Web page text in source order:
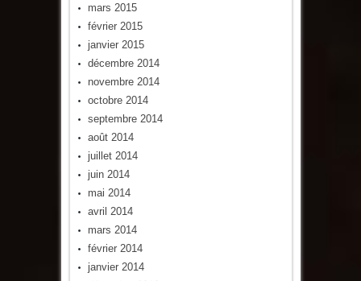
mars 2015
février 2015
janvier 2015
décembre 2014
novembre 2014
octobre 2014
septembre 2014
août 2014
juillet 2014
juin 2014
mai 2014
avril 2014
mars 2014
février 2014
janvier 2014